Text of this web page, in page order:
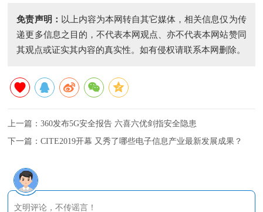
免责声明： 以上内容为本网转自其它媒体，相关信息仅为传
递更多信息之目的，不代表本网观点、亦不代表本网站赞同
其观点或证实其内容的真实性。如有侵权请联系本网删除。
上一篇：360发布5G安全报告 六喜六优剑指安全隐患
下一篇：CITE2019开幕 又秀了哪些电子信息产业最新发展成果？